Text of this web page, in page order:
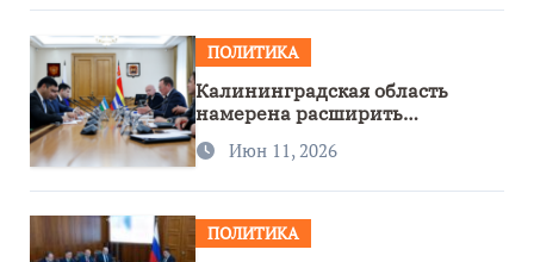
ПОЛИТИКА
Калининградская область
намерена расширить
сотрудничество с Узбекистаном
Июн 11, 2026
ПОЛИТИКА